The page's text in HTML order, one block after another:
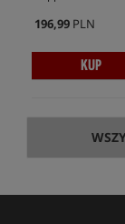
196,99 PLN
KUP